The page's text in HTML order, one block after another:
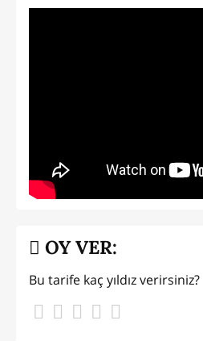
OY VER:
Bu tarife kaç yıldız verirsiniz?